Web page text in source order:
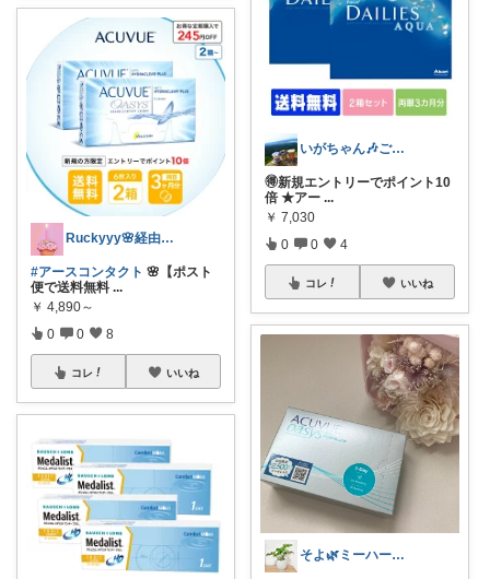
Ruckyyy🌸経由感謝🙇‍♀️✨
#アースコンタクト 🌸【ポスト
便で送料無料 ...
￥ 4,890～
0 0 8
コレ いいね
いがちゃん🎶ご購入感謝です🎶
🉐新規エントリーでポイント10
倍 ★アー ...
￥ 7,030
0 0 4
コレ いいね
そよ🌿ミーハーなズボラ